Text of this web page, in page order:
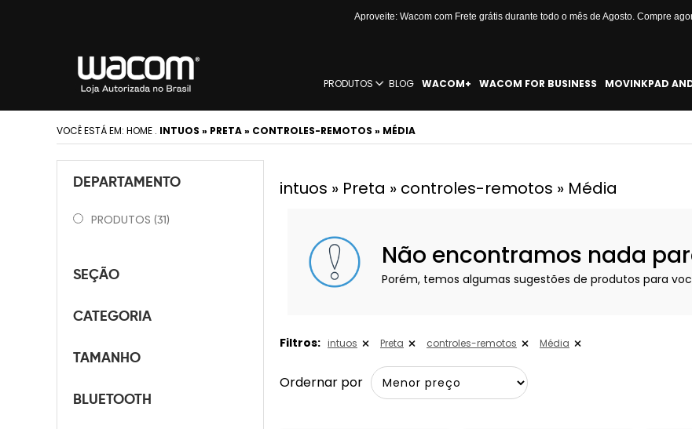
Aproveite: Wacom com Frete grátis durante todo o mês de Agosto. Compre
PRODUTOS BLOG WACOM+ WACOM FOR BUSINESS MOVINKPAD
VOCÊ ESTÁ EM: HOME . INTUOS » PRETA » CONTROLES-REMOTOS » MÉDIA
DEPARTAMENTO
PRODUTOS (31)
SEÇÃO
CATEGORIA
TAMANHO
BLUETOOTH
intuos » Preta » controles-remotos » Média
Não encontramos nada
Porém, temos algumas sugestões de produtos para
Filtros: intuos Preta controles-remotos Média
Ordernar por